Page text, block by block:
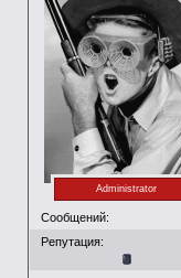
Administrator
Сообщений:
Репутация: